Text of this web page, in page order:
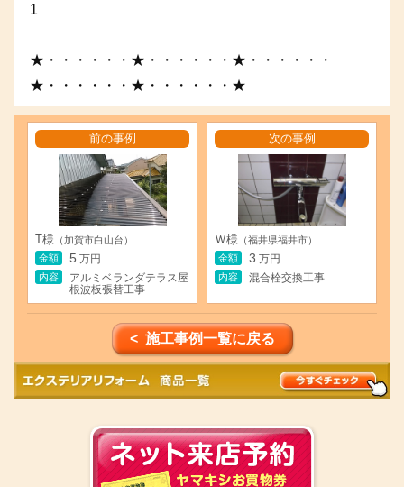
1
★・・・・・・★・・・・・・★・・・・・・
★・・・・・・★・・・・・・★
前の事例
T様 （加賀市白山台）
金額
5 万円
内容
アルミベランダテラス屋
根波板張替工事
次の事例
Ｗ様 （福井県福井市）
金額
3 万円
内容
混合栓交換工事
< 施工事例一覧に戻る